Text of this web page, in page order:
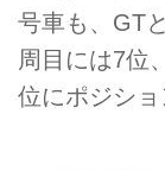
号車も、GT
周目には7位
位にポジショ